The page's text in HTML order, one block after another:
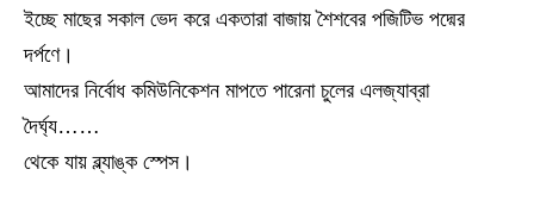
ইচ্ছে মাছের সকাল ভেদ করে একতারা বাজায় শৈশবের পজিটিভ পদ্মের
দর্পণে।
আমাদের নির্বোধ কমিউনিকেশন মাপতে পারেনা চুলের এলজ্যাব্রা
দৈর্ঘ্য……
থেকে যায় ব্ল্যাঙ্ক স্পেস।